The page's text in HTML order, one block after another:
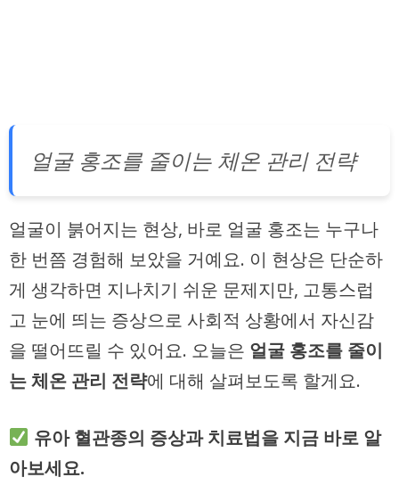
얼굴 홍조를 줄이는 체온 관리 전략
얼굴이 붉어지는 현상, 바로 얼굴 홍조는 누구나
한 번쯤 경험해 보았을 거예요. 이 현상은 단순하
게 생각하면 지나치기 쉬운 문제지만, 고통스럽
고 눈에 띄는 증상으로 사회적 상황에서 자신감
을 떨어뜨릴 수 있어요. 오늘은 얼굴 홍조를 줄이
는 체온 관리 전략에 대해 살펴보도록 할게요.
유아 혈관종의 증상과 치료법을 지금 바로 알
아보세요.